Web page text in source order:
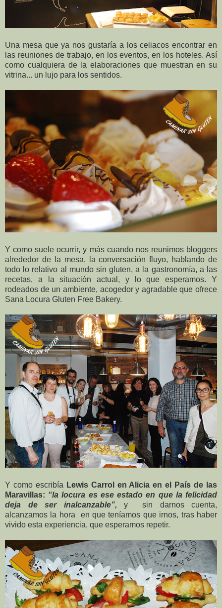
Una mesa que ya nos gustaría a los celiacos encontrar en
las reuniones de trabajo, en los eventos, en los hoteles. Así
como cualquiera de la elaboraciones que muestran en su
vitrina... un lujo para los sentidos.
Y como suele ocurrir, y más cuando nos reunimos bloggers
alrededor de la mesa, la conversación fluyo, hablando de
todo lo relativo al mundo sin gluten, a la gastronomía, a las
recetas, a la situación actual, y lo que esperamos. Y
rodeados de un ambiente, acogedor y agradable que ofrece
Sana Locura Gluten Free Bakery.
Y como escribía Lewis Carrol en Alicia en el País de las
Maravillas: “la locura es ese estado en que la felicidad
deja de ser inalcanzable”, y sin darnos cuenta,
alcanzamos la hora en que teníamos que irnos, tras haber
vivido esta experiencia, que esperamos repetir.